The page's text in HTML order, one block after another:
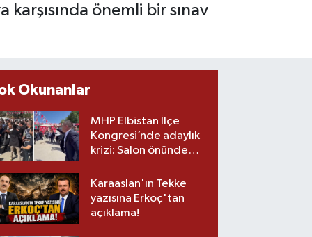
karşısında önemli bir sınav
Okunanlar
MHP Elbistan İlçe
Kongresi’nde adaylık
krizi: Salon önünde
Karaaslan'ın Tekke
yazısına Erkoç'tan
açıklama!